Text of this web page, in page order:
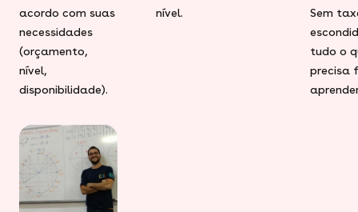
acordo com suas
necessidades
(orçamento,
nível,
disponibilidade).
nível.
Sem
tudo o
precisa